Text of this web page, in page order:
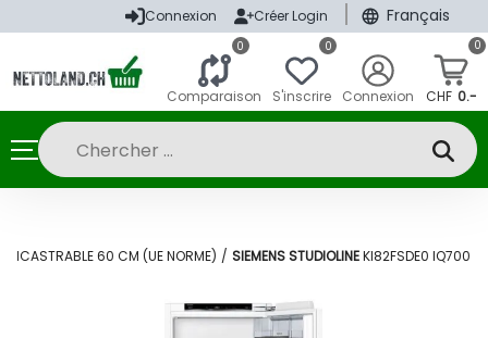
Connexion Créer Login Français
0
Comparaison
0
S'inscrire Connexion
0
CHF 0.-
ENCASTRABLE 60 CM (UE NORME) / SIEMENS STUDIOLINEKI82FSDE0 IQ700